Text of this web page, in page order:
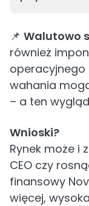
📌 Walutowo
również
operacyjnego
wahania
– a ten
Wnioski?
Rynek może i
CEO czy
finansowy
więcej,